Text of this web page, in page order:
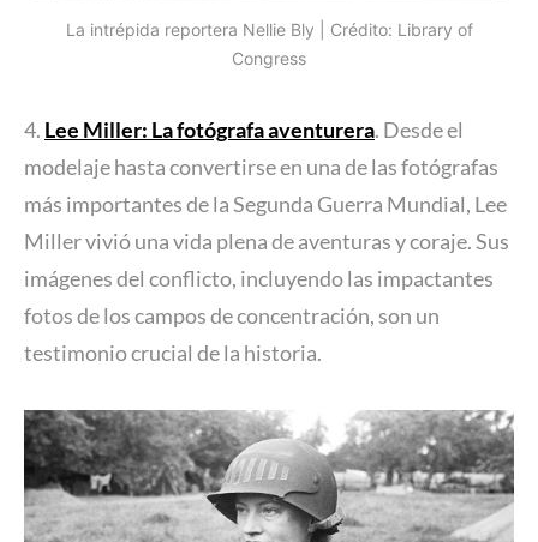
La intrépida reportera Nellie Bly | Crédito: Library of
Congress
4. Lee Miller: La fotógrafa aventurera. Desde el
modelaje hasta convertirse en una de las fotógrafas
más importantes de la Segunda Guerra Mundial, Lee
Miller vivió una vida plena de aventuras y coraje. Sus
imágenes del conflicto, incluyendo las impactantes
fotos de los campos de concentración, son un
testimonio crucial de la historia.